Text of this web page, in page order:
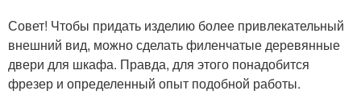
Совет! Чтобы придать изделию более привлекательный
внешний вид, можно сделать филенчатые деревянные
двери для шкафа. Правда, для этого понадобится
фрезер и определенный опыт подобной работы.